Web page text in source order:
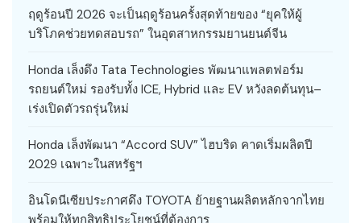
ฤดูร้อนปี 2026 จะเป็นฤดูร้อนครั้งสุดท้ายของ “ยุคให้ผู้
บริโภคช่วยทดสอบรถ” ในอุตสาหกรรมยานยนต์จีน
Honda เล็งดึง Tata Technologies พัฒนาแพลตฟอร์ม
รถยนต์ใหม่ รองรับทั้ง ICE, Hybrid และ EV หวังลดต้นทุน–
เร่งเปิดตัวรถรุ่นใหม่
Honda เล็งพัฒนา “Accord SUV” ไฮบริด คาดเริ่มผลิตปี
2029 เฉพาะในสหรัฐฯ
อินโดนีเซียประกาศดึง TOYOTA ย้ายฐานผลิตหลักจากไทย
พร้อมให้ทุกสิทธิประโยชน์ที่ต้องการ